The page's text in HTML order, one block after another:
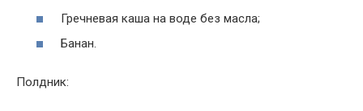
Гречневая каша на воде без масла;
Банан.
Полдник: